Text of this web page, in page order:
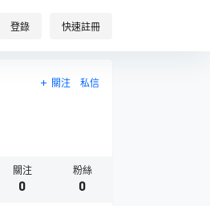
登錄 快速註冊
關注 私信
關注
0
粉絲
0